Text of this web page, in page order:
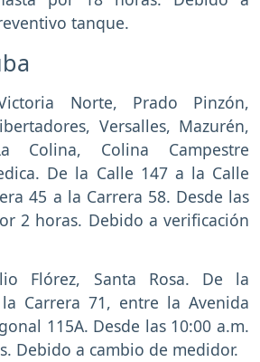
tanque.
Norte, Prado Pinzón,
Versalles, Mazurén,
Colina, Colina Campestre
De la Calle 147 a la Calle
45 a la Carrera 58. Desde las
2 horas. Debido a verificación
Flórez, Santa Rosa. De la
Carrera 71, entre la Avenida
115A. Desde las 10:00 a.m.
Debido a cambio de medidor.